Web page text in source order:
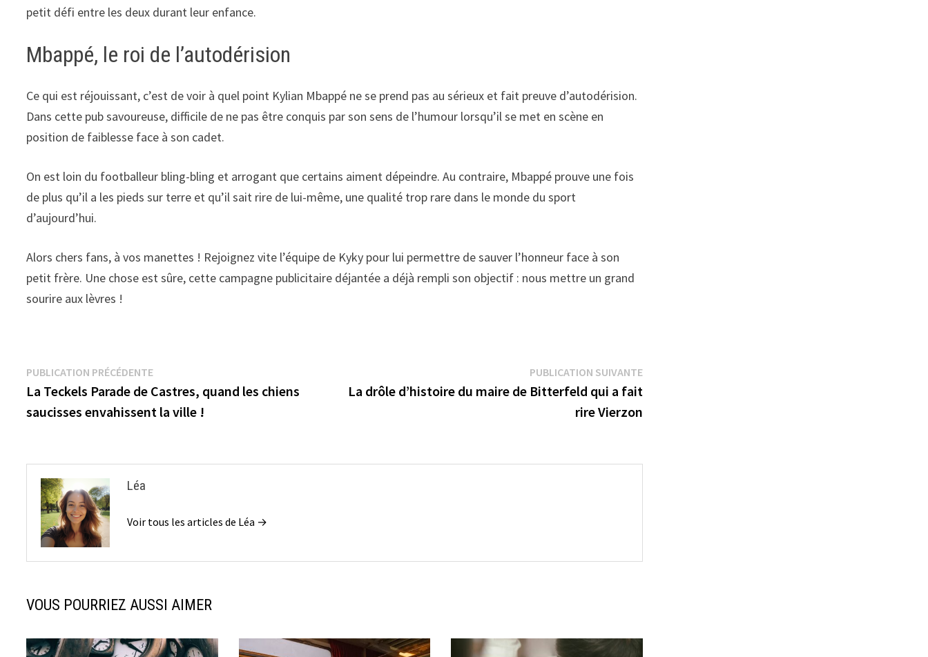
petit défi entre les deux durant leur enfance.
Mbappé, le roi de l’autodérision
Ce qui est réjouissant, c’est de voir à quel point Kylian Mbappé ne se prend pas au sérieux et fait preuve d’autodérision.
Dans cette pub savoureuse, difficile de ne pas être conquis par son sens de l’humour lorsqu’il se met en scène en
position de faiblesse face à son cadet.
On est loin du footballeur bling-bling et arrogant que certains aiment dépeindre. Au contraire, Mbappé prouve une fois
de plus qu’il a les pieds sur terre et qu’il sait rire de lui-même, une qualité trop rare dans le monde du sport
d’aujourd’hui.
Alors chers fans, à vos manettes ! Rejoignez vite l’équipe de Kyky pour lui permettre de sauver l’honneur face à son
petit frère. Une chose est sûre, cette campagne publicitaire déjantée a déjà rempli son objectif : nous mettre un grand
sourire aux lèvres !
Navigation
de
PUBLICATION PRÉCÉDENTEPublication
précédente :
La Teckels Parade de Castres, quand les chiens
saucisses envahissent la ville !
PUBLICATION SUIVANTEPublication
suivante :
La drôle d’histoire du maire de Bitterfeld qui a fait
rire Vierzon
Léa
Voir tous les articles de Léa →
VOUS POURRIEZ AUSSI AIMER